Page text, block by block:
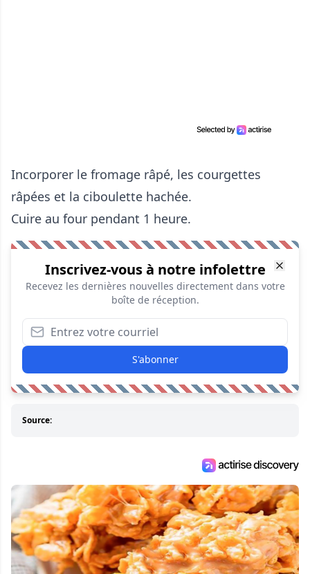
Incorporer le fromage râpé, les courgettes
râpées et la ciboulette hachée.
Cuire au four pendant 1 heure.
Inscrivez-vous à notre infolettre
Recevez les dernières nouvelles directement dans votre
boîte de réception.
S'abonner
Source: